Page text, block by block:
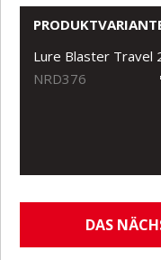
Lure Blaster Travel
NRD376
DAS